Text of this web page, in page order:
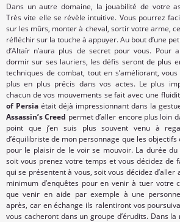
Dans un autre domaine, la jouabilité de votre
Très vite elle se révèle intuitive. Vous pourrez
sur les mûrs, monter à cheval, sortir votre arme,
réfléchir sur la touche à appuyer. Au bout d’une
d’Altaïr n’aura plus de secret pour vous. Pour
dormir sur ses lauriers, les défis seront de plus
techniques de combat, tout en s’améliorant,
plus en plus précis dans vos actes. Le plus
chacun de vos mouvements se fait avec une
of Persiaétait déjà impressionnant dans la
Assassin’s Creed permet d’aller encore plus loin
point que j’en suis plus souvent venu à
d’équilibriste de mon personnage que les
pour le plaisir de le voir se mouvoir. La durée
soit vous prenez votre temps et vous décidez de
qui se présentent à vous, soit vous décidez d’aller
minimum d’enquêtes pour en venir à tuer votre
que venir en aide par exemple à une
après, car en échange ils ralentiront vos
vous cacheront dans un groupe d’érudits. Dans